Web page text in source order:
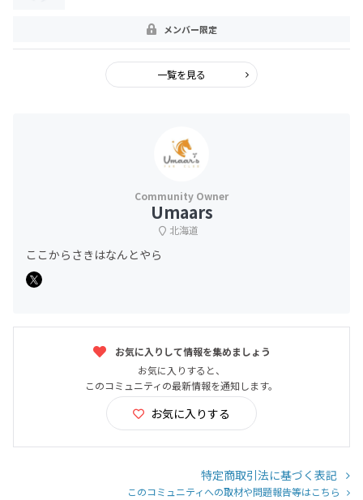
メンバー限定
一覧を見る
Umaars
北海道
ここからさきはなんとやら
お気に入りして情報を集めましょう
お気に入りすると、
このコミュニティの最新情報を通知します。
お気に入りする
特定商取引法に基づく表記
このコミュニティへの取材や問題報告等はこちら